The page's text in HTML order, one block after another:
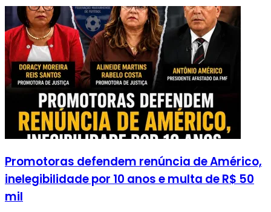
Promotoras defendem renúncia de Américo,
inelegibilidade por 10 anos e multa de R$ 50
mil